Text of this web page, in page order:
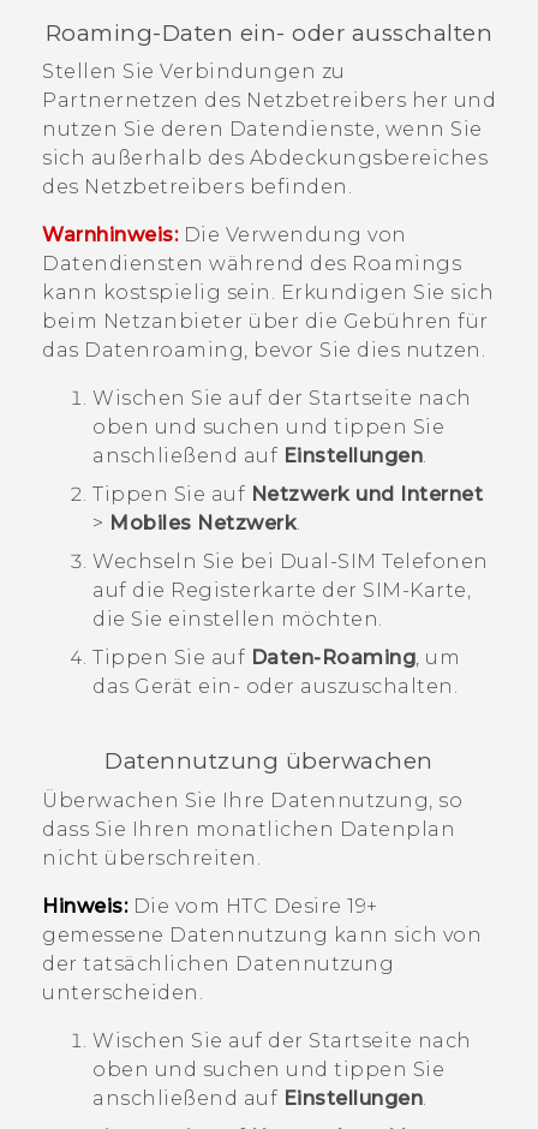
Roaming-Daten ein- oder ausschalten
Stellen Sie Verbindungen zu
Partnernetzen des Netzbetreibers her und
nutzen Sie deren Datendienste, wenn Sie
sich außerhalb des Abdeckungsbereiches
des Netzbetreibers befinden.
Warnhinweis:Die Verwendung von
Datendiensten während des Roamings
kann kostspielig sein. Erkundigen Sie sich
beim Netzanbieter über die Gebühren für
das Datenroaming, bevor Sie dies nutzen.
Wischen Sie auf der Startseite nach
oben und suchen und tippen Sie
anschließend auf Einstellungen.
Tippen Sie auf Netzwerk und Internet
> Mobiles Netzwerk.
Wechseln Sie bei Dual-SIM Telefonen
auf die Registerkarte der SIM-Karte,
die Sie einstellen möchten.
Tippen Sie auf Daten-Roaming, um
das Gerät ein- oder auszuschalten.
Datennutzung überwachen
Überwachen Sie Ihre Datennutzung, so
dass Sie Ihren monatlichen Datenplan
nicht überschreiten.
Hinweis:Die vom HTC Desire 19+‍
gemessene Datennutzung kann sich von
der tatsächlichen Datennutzung
unterscheiden.
Wischen Sie auf der Startseite nach
oben und suchen und tippen Sie
anschließend auf Einstellungen